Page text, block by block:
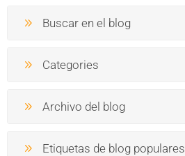
Buscar en el blog
Categories
Archivo del blog
Etiquetas de blog populares